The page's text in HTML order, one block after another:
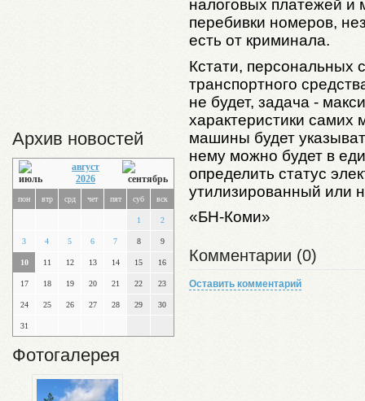
Архив новостей
август
2026
пон втр срд чет пят суб вск
1 2
3 4 5 6 7 8 9
10 11 12 13 14 15 16
17 18 19 20 21 22 23
24 25 26 27 28 29 30
31
Фотогалерея
налоговых платежей и
перебивки номеров,
есть от криминала.
Кстати, персональных
транспортного
не будет, задача -
характеристики
машины будет
нему можно будет в
определить статус
утилизированный или
«БН-Коми»
Комментарии (0)
Оставить комментарий